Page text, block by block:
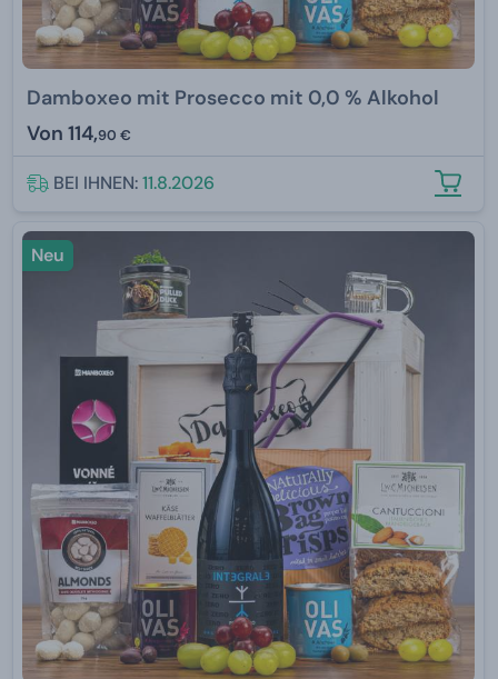
Damboxeo mit Prosecco mit 0,0 % Alkohol
Von 114,90 €
BEI IHNEN:11.8.2026
Neu